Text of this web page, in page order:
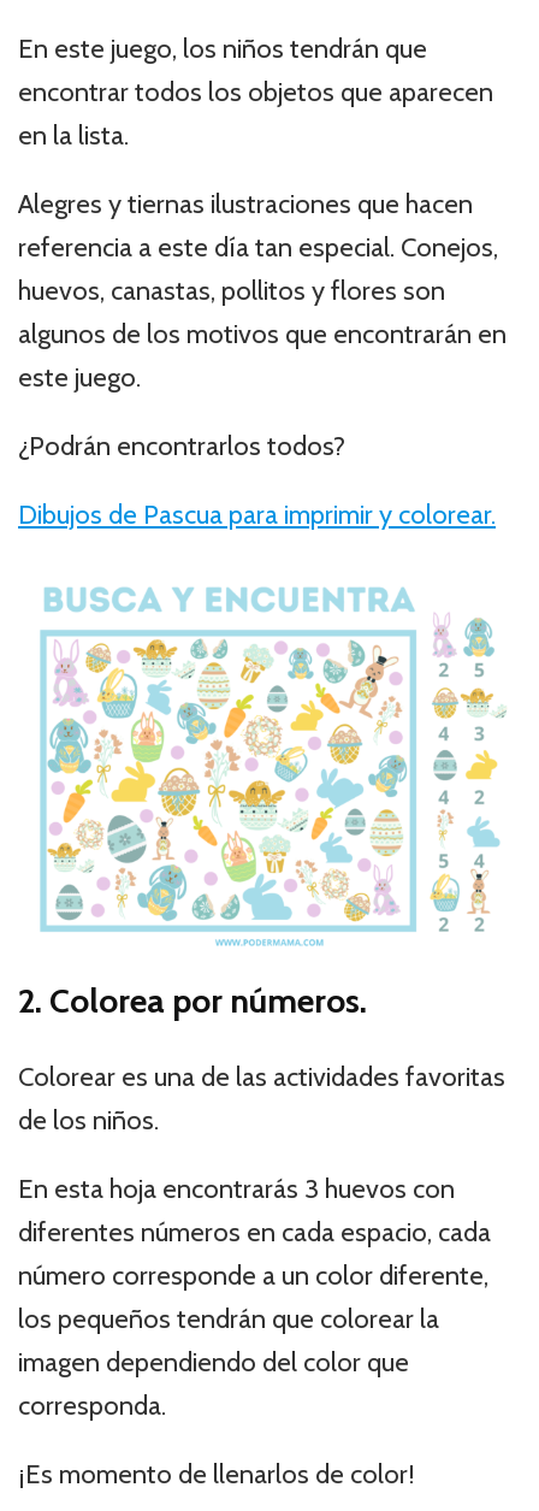
En este juego, los niños tendrán que
encontrar todos los objetos que aparecen
en la lista.
Alegres y tiernas ilustraciones que hacen
referencia a este día tan especial. Conejos,
huevos, canastas, pollitos y flores son
algunos de los motivos que encontrarán en
este juego.
¿Podrán encontrarlos todos?
Dibujos de Pascua para imprimir y colorear.
2. Colorea por números.
Colorear es una de las actividades favoritas
de los niños.
En esta hoja encontrarás 3 huevos con
diferentes números en cada espacio, cada
número corresponde a un color diferente,
los pequeños tendrán que colorear la
imagen dependiendo del color que
corresponda.
¡Es momento de llenarlos de color!